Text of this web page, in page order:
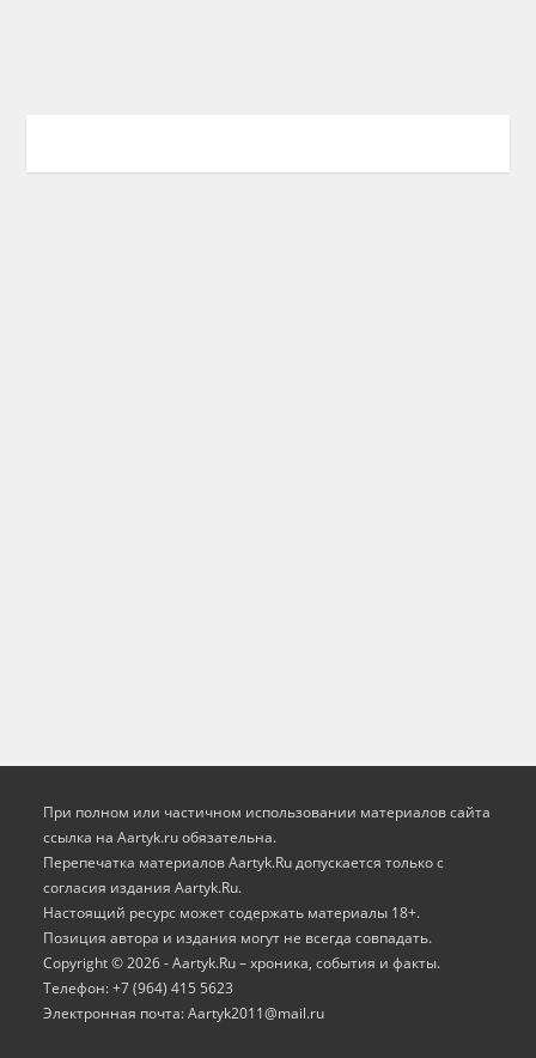
При полном или частичном использовании материалов сайта
ссылка на Aartyk.ru oбязательна.
Перепечатка материалов Aartyk.Ru допускается только с
согласия издания Aartyk.Ru.
Настоящий ресурс может содержать материалы 18+.
Позиция автора и издания могут не всегда совпадать.
Copyright © 2026 - Aartyk.Ru – хроника, события и факты.
Телефон: +7 (964) 415 5623
Электронная почта: Aartyk2011@mail.ru